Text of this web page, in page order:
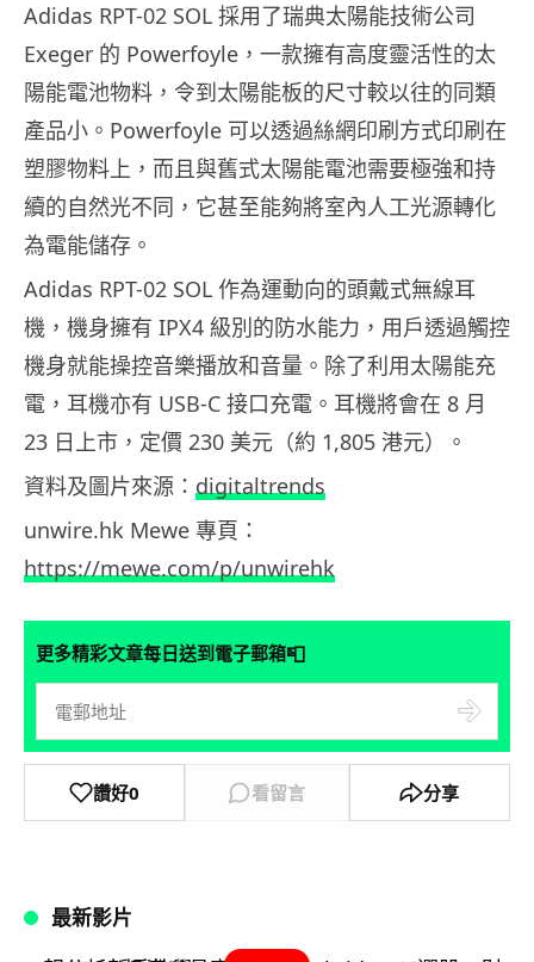
Adidas RPT-02 SOL 採用了瑞典太陽能技術公司
Exeger 的 Powerfoyle，一款擁有高度靈活性的太
陽能電池物料，令到太陽能板的尺寸較以往的同類
產品小。Powerfoyle 可以透過絲網印刷方式印刷在
塑膠物料上，而且與舊式太陽能電池需要極強和持
續的自然光不同，它甚至能夠將室內人工光源轉化
為電能儲存。
Adidas RPT-02 SOL 作為運動向的頭戴式無線耳
機，機身擁有 IPX4 級別的防水能力，用戶透過觸控
機身就能操控音樂播放和音量。除了利用太陽能充
電，耳機亦有 USB-C 接口充電。耳機將會在 8 月
23 日上市，定價 230 美元（約 1,805 港元）。
資料及圖片來源： digitaltrends
unwire.hk Mewe 專頁：
https://mewe.com/p/unwirehk
更多精彩文章每日送到電子郵箱📮
讚好0 看留言 分享
最新影片